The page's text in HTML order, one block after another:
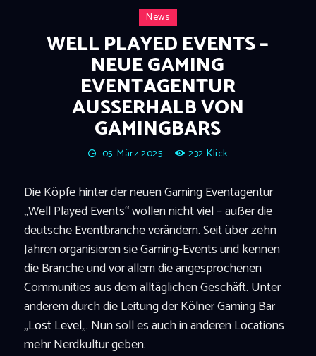
News
WELL PLAYED EVENTS –
NEUE GAMING
EVENTAGENTUR
AUSSERHALB VON G
AMINGBARS
05. März 2025 232 Klick
Die Köpfe hinter der neuen Gaming Eventagentur
„Well Played Events“ wollen nicht viel – außer die
deutsche Eventbranche verändern. Seit über zehn
Jahren organisieren sie Gaming-Events und kennen
die Branche und vor allem die angesprochenen
Communities aus dem alltäglichen Geschäft. Unter
anderem durch die Leitung der Kölner Gaming Bar
„Lost Level„. Nun soll es auch in anderen Locations
mehr Nerdkultur geben.